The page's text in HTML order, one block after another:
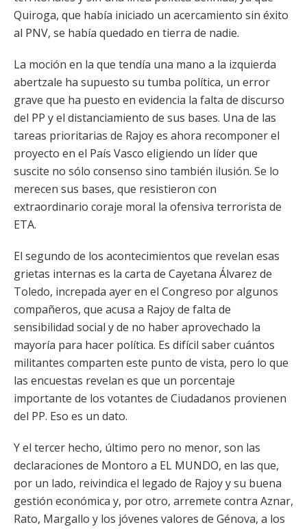
Quiroga, que había iniciado un acercamiento sin éxito
al PNV, se había quedado en tierra de nadie.
La moción en la que tendía una mano a la izquierda
abertzale ha supuesto su tumba política, un error
grave que ha puesto en evidencia la falta de discurso
del PP y el distanciamiento de sus bases. Una de las
tareas prioritarias de Rajoy es ahora recomponer el
proyecto en el País Vasco eligiendo un líder que
suscite no sólo consenso sino también ilusión. Se lo
merecen sus bases, que resistieron con
extraordinario coraje moral la ofensiva terrorista de
ETA.
El segundo de los acontecimientos que revelan esas
grietas internas es la carta de Cayetana Álvarez de
Toledo, increpada ayer en el Congreso por algunos
compañeros, que acusa a Rajoy de falta de
sensibilidad social y de no haber aprovechado la
mayoría para hacer política. Es difícil saber cuántos
militantes comparten este punto de vista, pero lo que
las encuestas revelan es que un porcentaje
importante de los votantes de Ciudadanos provienen
del PP. Eso es un dato.
Y el tercer hecho, último pero no menor, son las
declaraciones de Montoro a EL MUNDO, en las que,
por un lado, reivindica el legado de Rajoy y su buena
gestión económica y, por otro, arremete contra Aznar,
Rato, Margallo y los jóvenes valores de Génova, a los